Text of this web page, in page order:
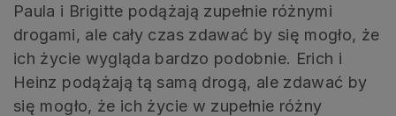
Paula i Brigitte podążają zupełnie różnymi
drogami, ale cały czas zdawać by się mogło, że
ich życie wygląda bardzo podobnie. Erich i
Heinz podążają tą samą drogą, ale zdawać by
się mogło, że ich życie w zupełnie różny